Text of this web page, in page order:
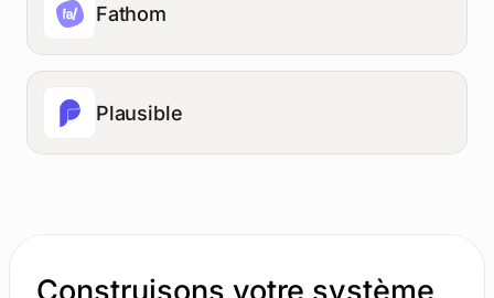
Fathom
Plausible